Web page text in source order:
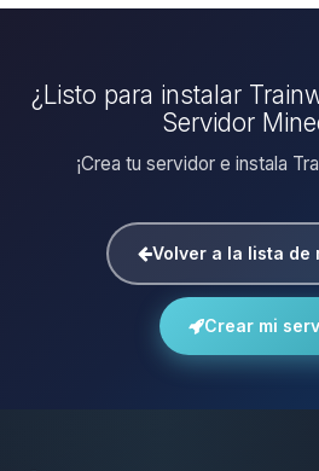
¿Listo para instalar
Servidor
¡Crea tu servidor e instala
Volver a la lista de
Crear mi